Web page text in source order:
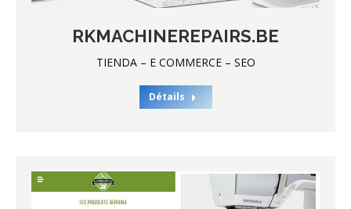
RKMACHINEREPAIRS.BE
TIENDA – E COMMERCE – SEO
Détails